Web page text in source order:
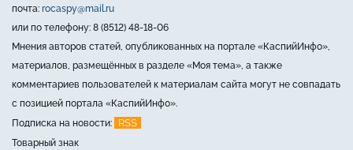
почта: rocaspy@mail.ru
или по телефону: 8 (8512) 48-18-06
Мнения авторов статей, опубликованных на портале «КаспийИнфо»,
материалов, размещённых в разделе «Моя тема», а также
комментариев пользователей к материалам сайта могут не совпадать
с позицией портала «КаспийИнфо».
Подписка на новости:
RSS
Товарный знак